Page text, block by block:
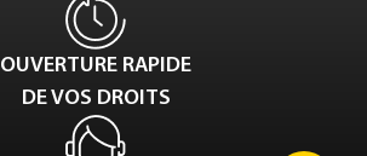
OUVERTURE RAPIDE
DE VOS DROITS